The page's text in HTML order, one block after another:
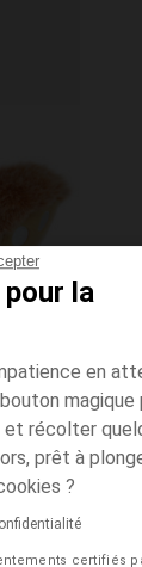
la
en
et récolter
prêt à
?
certifiés